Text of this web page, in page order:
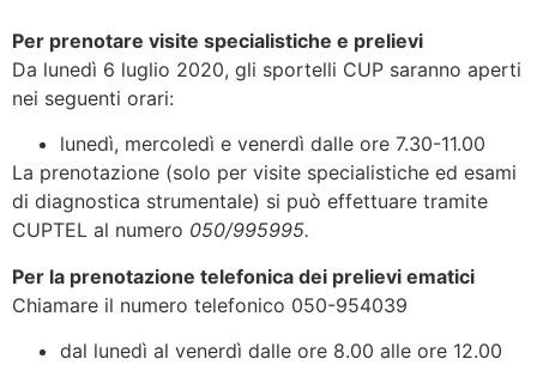
Per prenotare visite specialistiche e prelievi
Da lunedì 6 luglio 2020, gli sportelli CUP saranno aperti
nei seguenti orari:
lunedì, mercoledì e venerdì dalle ore 7.30-11.00
La prenotazione (solo per visite specialistiche ed esami
di diagnostica strumentale) si può effettuare tramite
CUPTEL al numero 050/995995.
Per la prenotazione telefonica dei prelievi ematici
Chiamare il numero telefonico 050-954039
dal lunedì al venerdì dalle ore 8.00 alle ore 12.00